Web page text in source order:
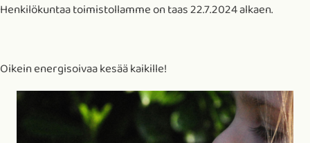
Henkilökuntaa toimistollamme on taas 22.7.2024 alkaen.
Oikein energisoivaa kesää kaikille!